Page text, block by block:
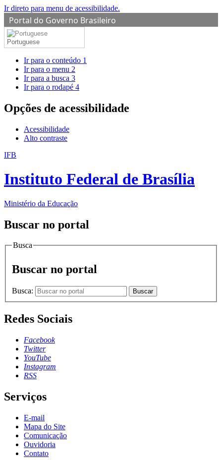
Ir direto para menu de acessibilidade.
Portal do Governo Brasileiro
Portuguese
Ir para o conteúdo 1
Ir para o menu 2
Ir para a busca 3
Ir para o rodapé 4
Opções de acessibilidade
Acessibilidade
Alto contraste
IFB
Instituto Federal de Brasília
Ministério da Educação
Buscar no portal
Busca
Buscar no portal
Busca: Buscar
Redes Sociais
Facebook
Twitter
YouTube
Instagram
RSS
Serviços
E-mail
Mapa do Site
Comunicação
Ouvidoria
Contato